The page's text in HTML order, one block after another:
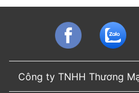
Công ty TNHH Thương